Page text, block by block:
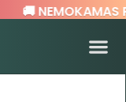
🚚 NEMOKAMAS